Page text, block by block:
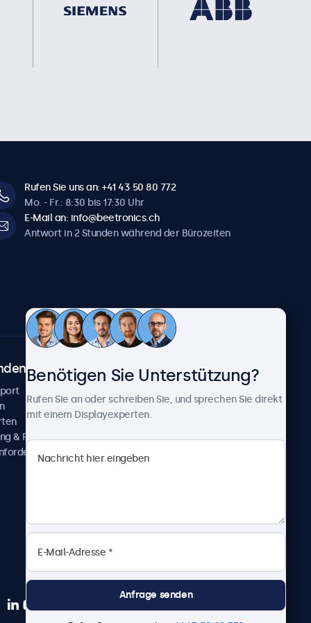
Rufen Sie uns an: +41 43 50 80 772
Mo. - Fr.: 8:30 bis 17:30 Uhr
E-Mail an: info@beetronics.ch
Antwort in 2 Stunden während der Bürozeiten
& Reparatur
Über Beetronics
Neuigkeiten und Updates
Über uns
Karriere
Geschäftsbedingungen
Datenschutzerklärung
Benötigen Sie Unterstützung?
Rufen Sie an oder schreiben Sie, und sprechen Sie direkt
mit einem Displayexperten.
Anfrage senden